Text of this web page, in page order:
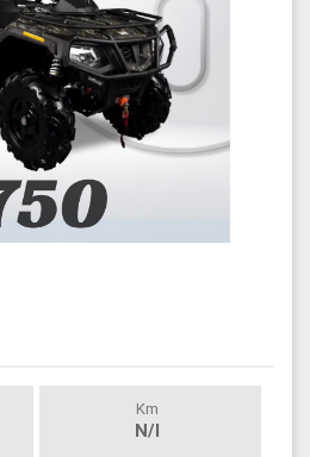
Km
N/I